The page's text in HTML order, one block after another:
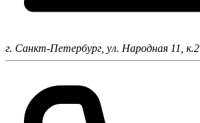
г. Санкт-Петербург, ул. Народная 11, к.2